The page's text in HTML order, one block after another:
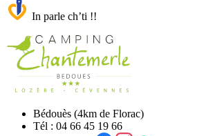
In parle ch’ti !!
Bédouès (4km de Florac)
Tél : 04 66 45 19 66